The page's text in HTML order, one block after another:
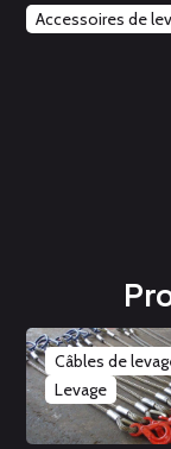
Accessoires de
Câbles de
Levage